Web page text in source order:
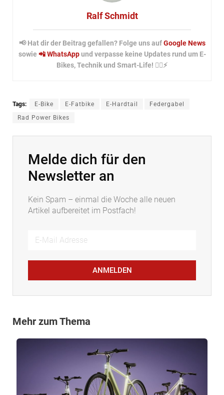
Ralf Schmidt
📢 Hat dir der Beitrag gefallen? Folge uns aufGoogle News
sowie 📲 WhatsAppund verpasse keine Updates rund um E-
Bikes, Technik und Smart-Life! 🚴‍♂️⚡
Tags: E-Bike E-Fatbike E-Hardtail
Federgabel
Rad Power Bikes
Melde dich für den
Newsletter an
Kein Spam – einmal die Woche alle neuen
Artikel aufbereitet im Postfach!
ANMELDEN
Mehr zum Thema